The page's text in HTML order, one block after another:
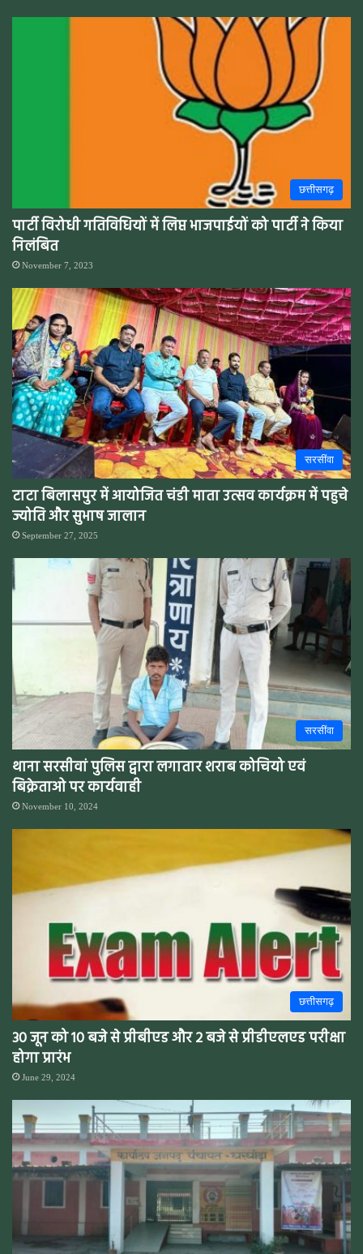
छत्तीसगढ़
पार्टी विरोधी गतिविधियों में लिप्त भाजपाईयों को पार्टी ने किया
निलंबित
November 7, 2023
सरसींवा
टाटा बिलासपुर में आयोजित चंडी माता उत्सव कार्यक्रम में पहुचे
ज्योति और सुभाष जालान
September 27, 2025
सरसींवा
थाना सरसीवां पुलिस द्वारा लगातार शराब कोचियो एवं
बिक्रेताओ पर कार्यवाही
November 10, 2024
छत्तीसगढ़
30 जून को 10 बजे से प्रीबीएड और 2 बजे से प्रीडीएलएड परीक्षा
होगा प्रारंभ
June 29, 2024